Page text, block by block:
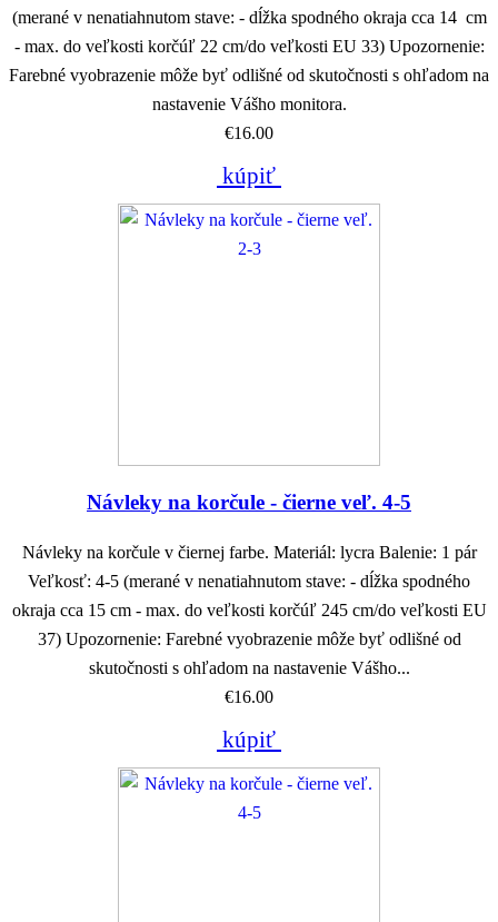
(merané v nenatiahnutom stave: - dĺžka spodného okraja cca 14 cm
- max. do veľkosti korčúľ 22 cm/do veľkosti EU 33) Upozornenie:
Farebné vyobrazenie môže byť odlišné od skutočnosti s ohľadom na
nastavenie Vášho monitora.
€16.00
kúpiť
Návleky na korčule - čierne veľ. 4-5
Návleky na korčule v čiernej farbe. Materiál: lycra Balenie: 1 pár
Veľkosť: 4-5 (merané v nenatiahnutom stave: - dĺžka spodného
okraja cca 15 cm - max. do veľkosti korčúľ 245 cm/do veľkosti EU
37) Upozornenie: Farebné vyobrazenie môže byť odlišné od
skutočnosti s ohľadom na nastavenie Vášho...
€16.00
kúpiť